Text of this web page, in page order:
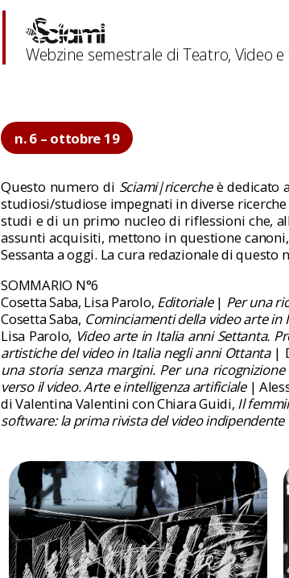
Webzine semestrale di Teatro, Video
n. 6 – ottobre 19
Questo numero di Sciami|ricercheè dedicato
studiosi/studiose impegnati in diverse
studi e di un primo nucleo di riflessioni che,
assunti acquisiti, mettono in questione
Sessanta a oggi. La cura redazionale di questo
SOMMARIO N°6
Cosetta Saba, Lisa Parolo, Editoriale| Per una
Cosetta Saba, Cominciamenti della video arte in
Lisa Parolo, Video arte in Italia anni Settanta.
artistiche del video in Italia negli anni Ottanta|
una storia senza margini. Per una
verso il video. Arte e intelligenza artificiale|
di Valentina Valentini con Chiara Guidi, Il
software: la prima rivista del video indipendente